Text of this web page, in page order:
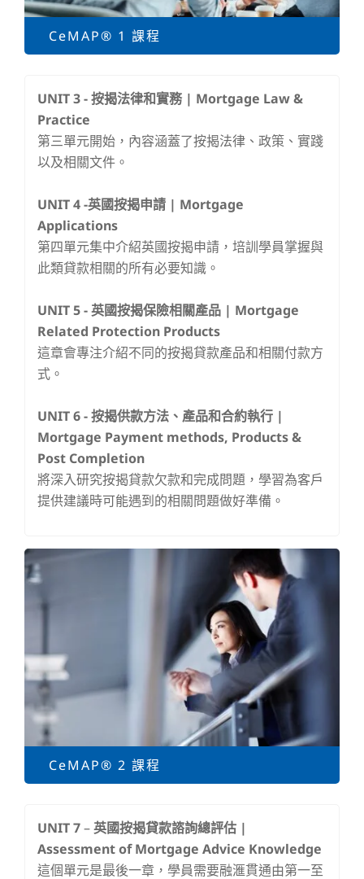
CeMAP® 1 課程
UNIT 3 -按揭法律和實務 | Mortgage Law &
Practice
第三單元開始，內容涵蓋了按揭法律、政策、實踐
以及相關文件。
UNIT 4 -英國按揭申請 | Mortgage
Applications
第四單元集中介紹英國按揭申請，培訓學員掌握與
此類貸款相關的所有必要知識。
UNIT 5 -英國按揭保險相關產品 | Mortgage
Related Protection Products
這章會專注介紹不同的按揭貸款產品和相關付款方
式。
UNIT 6 -按揭供款方法、產品和合約執行 |
Mortgage Payment methods, Products &
Post Completion
將深入研究按揭貸款欠款和完成問題，學習為客戶
提供建議時可能遇到的相關問題做好準備。
CeMAP® 2 課程
UNIT 7–英國按揭貸款諮詢總評估 |
Assessment of Mortgage Advice Knowledge
這個單元是最後一章，學員需要融滙貫通由第一至